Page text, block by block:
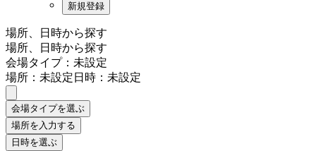
新規登録
場所、日時から探す
場所、日時から探す
会場タイプ：未設定
場所：未設定日時：未設定
会場タイプを選ぶ
場所を入力する
日時を選ぶ